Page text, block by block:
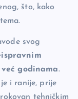
što, kako
svog
godinama.
i ranije, prije
tehničkim